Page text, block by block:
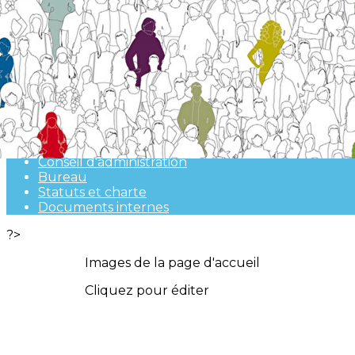
Exporter les lignes sélectionnées
Exporter toutes les colonnes
Exporter uniquement les colonnes affichées
Menu
<
>
Présentation de l'association
Conseil d'administration
Bureau
Statuts et charte
Documents internes
?>
Images de la page d'accueil
Cliquez pour éditer